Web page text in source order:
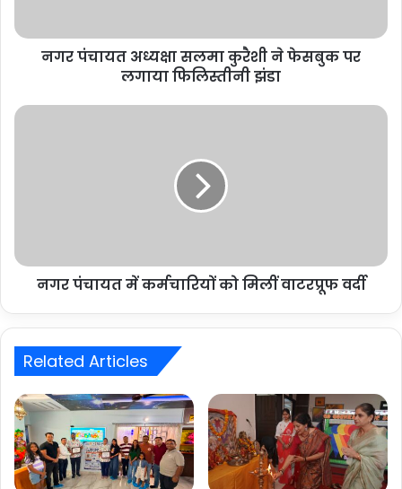
नगर पंचायत अध्यक्षा सलमा कुरैशी ने फेसबुक पर
लगाया फिलिस्तीनी झंडा
नगर पंचायत में कर्मचारियों को मिलीं वाटरप्रूफ वर्दी
Related Articles